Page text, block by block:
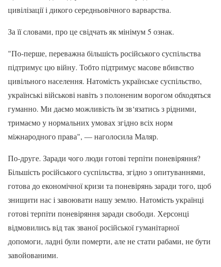
цивілізації і дикого середньовічного варварства.
За її словами, про це свідчать як мінімум 5 ознак.
"По-перше, переважна більшість російського суспільства
підтримує цю війну. Тобто підтримує масове вбивство
цивільного населення. Натомість українське суспільство,
українські військові навіть з полоненим ворогом обходяться
гуманно. Ми даємо можливість їм зв‘язатись з рідними,
тримаємо у нормальних умовах згідно всіх норм
міжнародного права", — наголосила Маляр.
По-друге. Заради чого люди готові терпіти поневіряння?
Більшість російського суспільства, згідно з опитуваннями,
готова до економічної кризи та поневірянь заради того, щоб
знищити нас і завоювати нашу землю. Натомість українці
готові терпіти поневіряння заради свободи. Херсонці
відмовились від так званої російської гуманітарної
допомоги, ладні були померти, але не стати рабами, не бути
завойованими.